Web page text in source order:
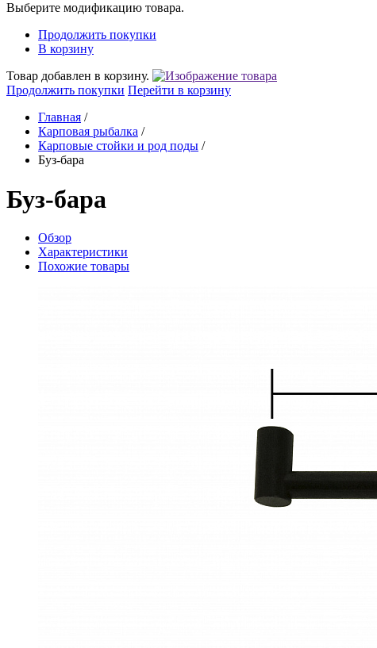
Выберите модификацию товара.
Продолжить покупки
В корзину
Товар добавлен в корзину.
Продолжить покупки Перейти в корзину
Главная /
Карповая рыбалка /
Карповые стойки и род поды /
Буз-бара
Буз-бара
Обзор
Характеристики
Похожие товары